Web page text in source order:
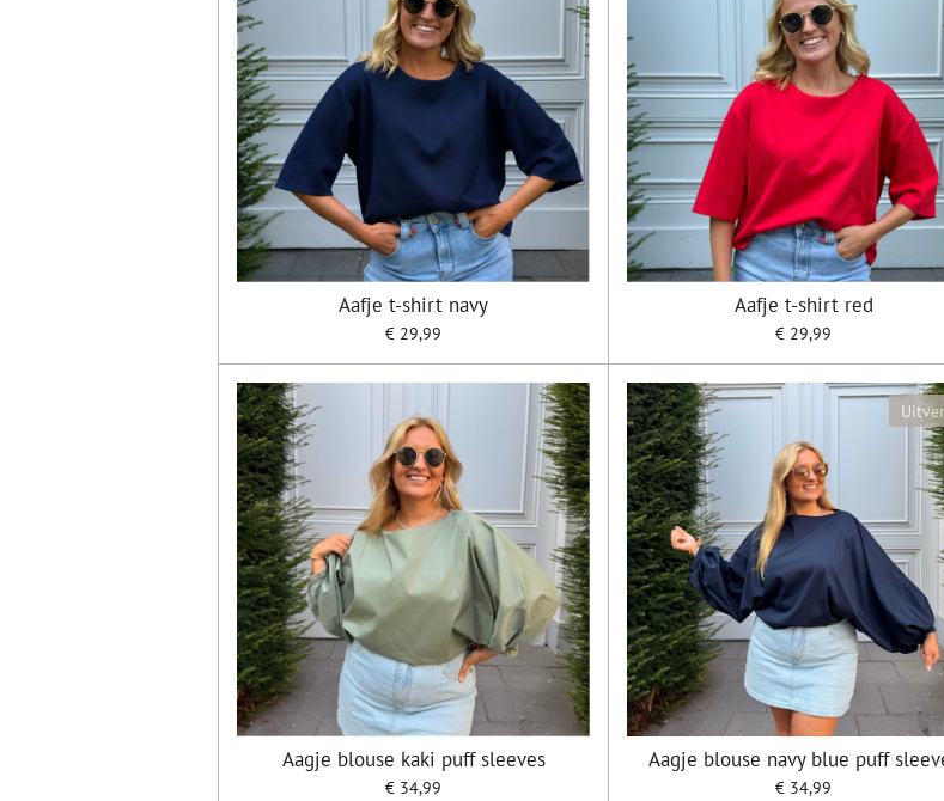
Aafje t-shirt navy
€ 29,99
Aafje t-shirt red
€ 29,99
Aagje blouse kaki puff sleeves
€ 34,99
Aagje blouse navy blue puff
€ 34,99